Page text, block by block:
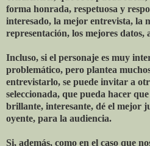
forma honrada, respetuosa y
interesado, la mejor entrevista, la
representación, los mejores datos,
Incluso, si el personaje es muy
problemático, pero plantea
entrevistarlo, se puede invitar a
seleccionada, que pueda hacer
brillante, interesante, dé el mejor
oyente, para la audiencia.
Si, además, como en el caso que